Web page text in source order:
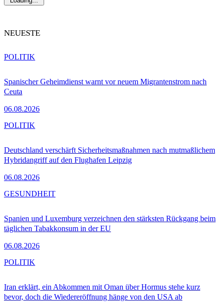
NEUESTE
Spanischer Geheimdienst warnt vor neuem Migrantenstrom nach
Ceuta
06.08.2026
POLITIK
Deutschland verschärft Sicherheitsmaßnahmen nach mutmaßlichem
Hybridangriff auf den Flughafen Leipzig
06.08.2026
POLITIK
Spanien und Luxemburg verzeichnen den stärksten Rückgang beim
täglichen Tabakkonsum in der EU
06.08.2026
GESUNDHEIT
Iran erklärt, ein Abkommen mit Oman über Hormus stehe kurz
bevor, doch die Wiedereröffnung hänge von den USA ab
POLITIK